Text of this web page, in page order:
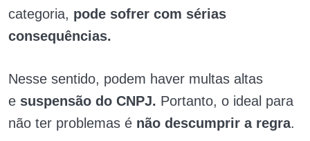
categoria, pode sofrer com sérias
consequências.
Nesse sentido, podem haver multas altas
e suspensão do CNPJ. Portanto, o ideal para
não ter problemas é não descumprir a regra.